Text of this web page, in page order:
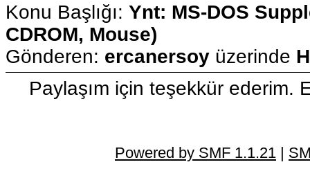
Konu Başlığı: Ynt: MS-DOS
CDROM, Mouse)
Gönderen: ercanersoy üzerinde
Paylaşım için teşekkür ederim.
Powered by SMF 1.1.21 |